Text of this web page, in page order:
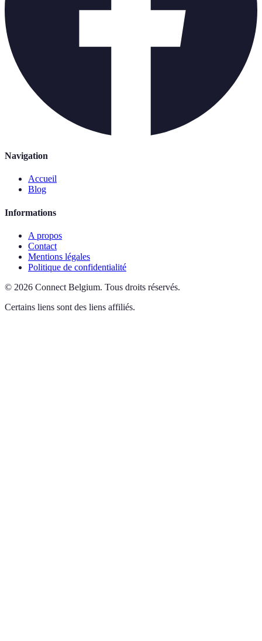
Navigation
Accueil
Blog
Informations
A propos
Contact
Mentions légales
Politique de confidentialité
© 2026 Connect Belgium. Tous droits réservés.
Certains liens sont des liens affiliés.